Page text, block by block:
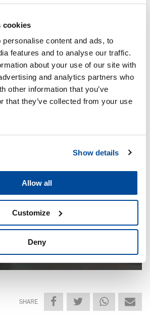
cookies
content and ads, to
features and to analyse our traffic.
about your use of our site with
and analytics partners who
other information that you’ve
that they’ve collected from your use
Show details
Allow all
Customize
Deny
SHARE